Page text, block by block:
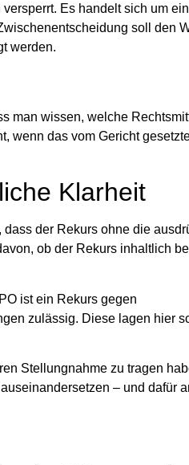
versperrt. Es handelt sich um
soll den
werden.
man wissen, welche
wenn das vom Gericht gesetzte
Klarheit
dass der Rekurs ohne die
ob der Rekurs inhaltlich
ist ein Rekurs gegen
zulässig. Diese lagen hier
Stellungnahme zu tragen
– und dafür